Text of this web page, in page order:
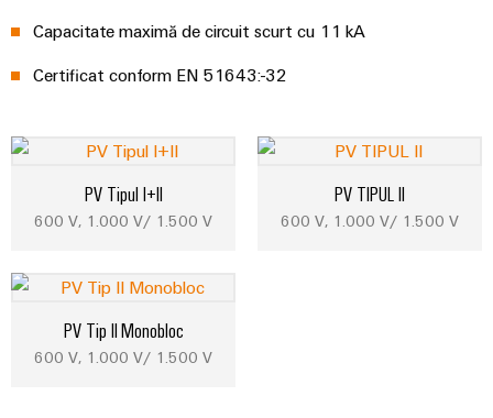
Capacitate maximă de circuit scurt cu 11 kA
Certificat conform EN 51643:-32
PV Tipul I+II
600 V, 1.000 V/ 1.500 V
PV TIPUL II
600 V, 1.000 V/ 1.500 V
PV Tip II Monobloc
600 V, 1.000 V/ 1.500 V